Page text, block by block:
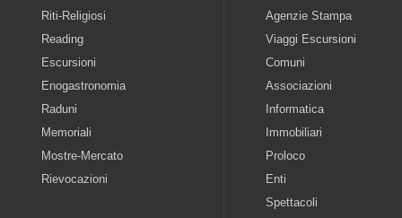
Riti-Religiosi
Reading
Escursioni
Enogastronomia
Raduni
Memoriali
Mostre-Mercato
Rievocazioni
Agenzie Stampa
Viaggi Escursioni
Comuni
Associazioni
Informatica
Immobiliari
Proloco
Enti
Spettacoli